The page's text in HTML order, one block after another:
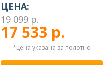
ЦЕНА:
19 099 р.
17 533 р.
*цена указана за полотно